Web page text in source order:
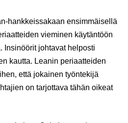
hankkeissakaan ensimmäisellä
vieminen käytäntöön
Insinöörit johtavat helposti
kautta. Leanin periaatteiden
että jokainen työntekijä
on tarjottava tähän oikeat